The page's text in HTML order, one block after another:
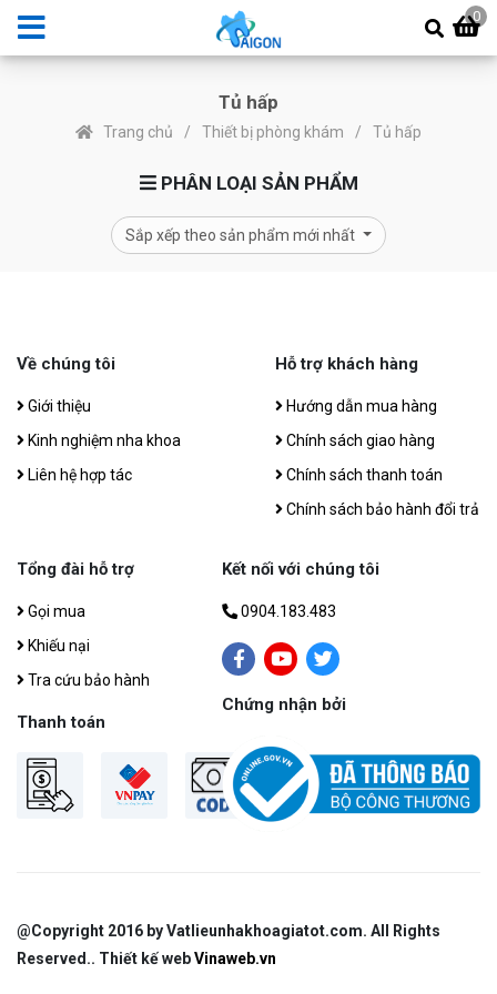
0
Tủ hấp
Trang chủ Thiết bị phòng khám Tủ hấp
PHÂN LOẠI SẢN PHẨM
Sắp xếp theo sản phẩm mới nhất
Về chúng tôi
Giới thiệu
Kinh nghiệm nha khoa
Liên hệ hợp tác
Hỗ trợ khách hàng
Hướng dẫn mua hàng
Chính sách giao hàng
Chính sách thanh toán
Chính sách bảo hành đổi trả
Tổng đài hỗ trợ
Gọi mua
Khiếu nại
Tra cứu bảo hành
Thanh toán
Kết nối với chúng tôi
0904.183.483
Chứng nhận bởi
@Copyright 2016 by Vatlieunhakhoagiatot.com​. All Rights
Reserved.. Thiết kế webVinaweb.vn